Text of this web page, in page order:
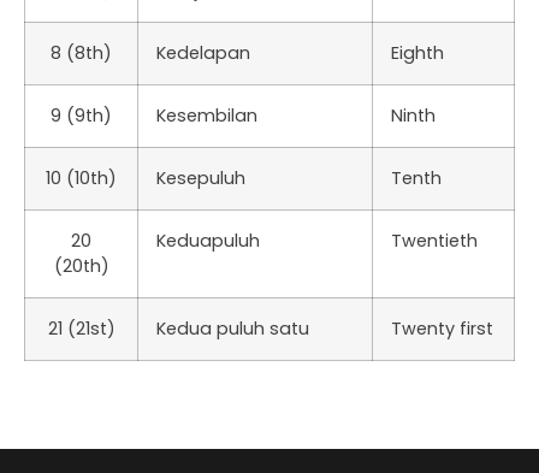
8 (8th) Kedelapan Eighth
9 (9th) Kesembilan Ninth
10 (10th) Kesepuluh Tenth
20
(20th)
Keduapuluh Twentieth
21 (21st) Kedua puluh satu Twenty first